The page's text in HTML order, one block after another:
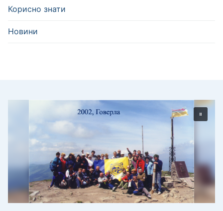
Корисно знати
Новини